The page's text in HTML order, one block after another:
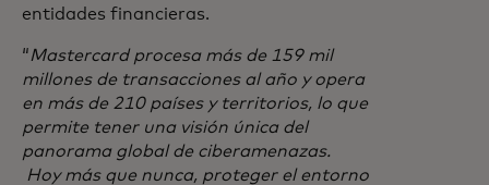
entidades financieras.
“Mastercard procesa más de 159 mil
millones de transacciones al año y opera
en más de 210 países y territorios, lo que
permite tener una visión única del
panorama global de ciberamenazas.
Hoy más que nunca, proteger el entorno